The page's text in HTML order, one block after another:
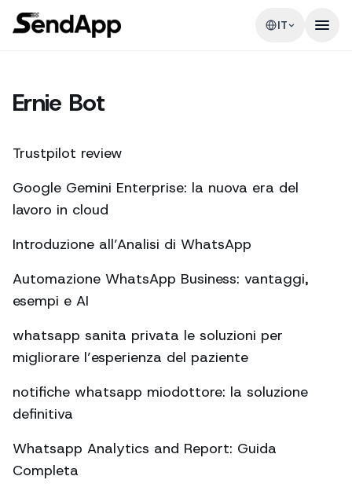
IT
Ernie Bot
Trustpilot review
Google Gemini Enterprise: la nuova era del
lavoro in cloud
Introduzione all’Analisi di WhatsApp
Automazione WhatsApp Business: vantaggi,
esempi e AI
whatsapp sanita privata le soluzioni per
migliorare l’esperienza del paziente
notifiche whatsapp miodottore: la soluzione
definitiva
Whatsapp Analytics and Report: Guida
Completa